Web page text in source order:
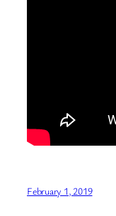
February 1, 2019